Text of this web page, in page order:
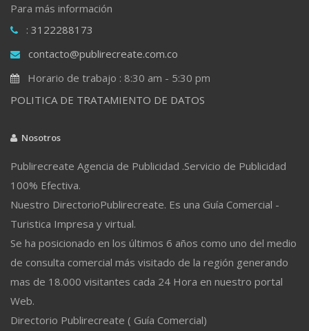
Para más información
: 3122288173
contacto@publirecreate.com.co
Horario de trabajo : 8:30 am - 5:30 pm
POLITICA DE TRATAMIENTO DE DATOS
Nosotros
Publirecreate Agencia de Publicidad .Servicio de Publicidad
100% Efectiva.
Nuestro DirectorioPublirecreate. Es una Guía Comercial -
Turistica Impresa y virtual.
Se ha posicionado en los últimos 6 años como uno del medio
de consulta comercial más visitado de la región generando
mas de 18.000 visitantes cada 24 Hora en nuestro portal
Web.
Directorio Publirecreate ( Guía Comercial)